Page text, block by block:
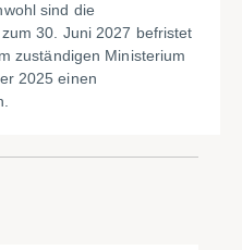
sind die
30. Juni 2027 befristet
zuständigen Ministerium
2025 einen